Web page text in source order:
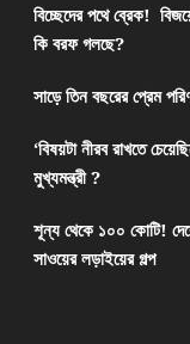
বিচ্ছেদের পথে ব্রেক!
কি বরফ গলছে?
সাড়ে তিন বছরের প্রেম
‘বিষয়টা নীরব রাখতে
মুখ্যমন্ত্রী ?
শূন্য থেকে ১০০ কোটি!
সাওয়ের লড়াইয়ের গল্প